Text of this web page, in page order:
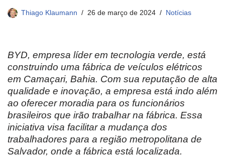
Thiago Klaumann 26 de março de 2024 Notícias
BYD, empresa líder em tecnologia verde, está
construindo uma fábrica de veículos elétricos
em Camaçari, Bahia. Com sua reputação de alta
qualidade e inovação, a empresa está indo além
ao oferecer moradia para os funcionários
brasileiros que irão trabalhar na fábrica. Essa
iniciativa visa facilitar a mudança dos
trabalhadores para a região metropolitana de
Salvador, onde a fábrica está localizada.